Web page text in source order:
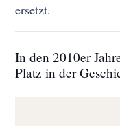
ersetzt.
In den 2010er
Platz in der